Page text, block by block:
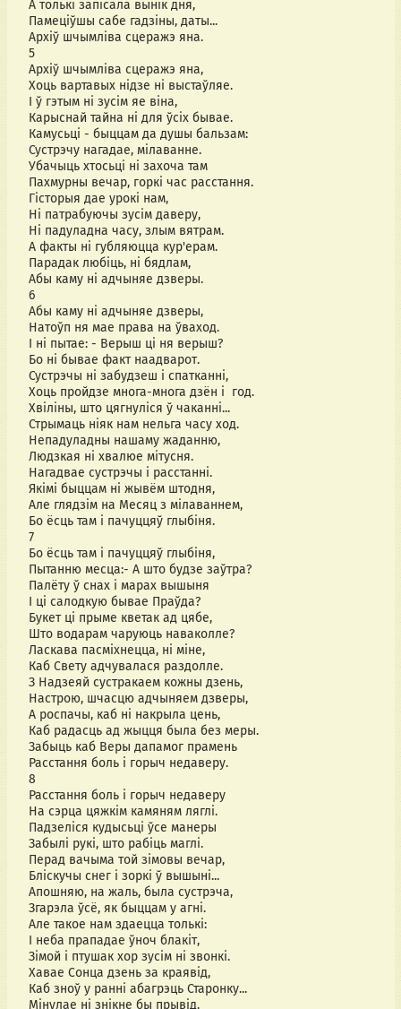
А толькі запісала вынік дня,
Памеціўшы сабе гадзіны, даты...
Архіў шчымліва сцеражэ яна.
5
Архіў шчымліва сцеражэ яна,
Хоць вартавых нідзе ні выстаўляе.
І ў гэтым ні зусім яе віна,
Карыснай тайна ні для ўсіх бывае.
Камусьці - быццам да душы бальзам:
Сустрэчу нагадае, мілаванне.
Убачыць хтосьці ні захоча там
Пахмурны вечар, горкі час расстання.
Гісторыя дае урокі нам,
Ні патрабуючы зусім даверу,
Ні падуладна часу, злым вятрам.
А факты ні губляюцца кур'ерам.
Парадак любіць, ні бядлам,
Абы каму ні адчыняе дзверы.
6
Абы каму ні адчыняе дзверы,
Натоўп ня мае права на ўваход.
І ні пытае: - Верыш ці ня верыш?
Бо ні бывае факт наадварот.
Сустрэчы ні забудзеш і спатканні,
Хоць пройдзе многа-многа дзён і  год.
Хвіліны, што цягнуліся ў чаканні...
Стрымаць ніяк нам нельга часу ход.
Непадуладны нашаму жаданню,
Людзкая ні хвалюе мітусня.
Нагадвае сустрэчы і расстанні.
Якімі быццам ні жывём штодня,
Але глядзім на Месяц з мілаваннем,
Бо ёсць там і пачуццяў глыбіня.
7
Бо ёсць там і пачуццяў глыбіня,
Пытанню месца:- А што будзе заўтра?
Палёту ў снах і марах вышыня
І ці салодкую бывае Праўда?
Букет ці прыме кветак ад цябе,
Што водарам чаруюць наваколле?
Ласкава пасміхнецца, ні міне,
Каб Свету адчувалася раздолле.
З Надзеяй сустракаем кожны дзень,
Настрою, шчасцю адчыняем дзверы,
А роспачы, каб ні накрыла цень,
Каб радасць ад жыцця была без меры.
Забыць каб Веры дапамог прамень
Расстання боль і горыч недаверу.
8
Расстання боль і горыч недаверу
На сэрца цяжкім камяням ляглі.
Падзеліся кудысьці ўсе манеры
Забылі рукі, што рабіць маглі.
Перад вачыма той зімовы вечар,
Бліскучы снег і зоркі ў вышыні...
Апошняю, на жаль, была сустрэча,
Згарэла ўсё, як быццам у агні.
Але такое нам здаецца толькі:
І неба прападае ўноч блакіт,
Зімой і птушак хор зусім ні звонкі.
Хавае Сонца дзень за краявід,
Каб зноў у ранні абагрэць Старонку...
Мінулае ні знікне бы прывід.